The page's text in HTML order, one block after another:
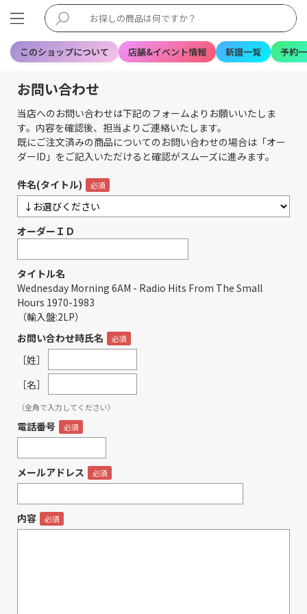
このショップについて 店舗&イベント情報 新譜一覧 予約
お問い合わせ
当店へのお問い合わせは下記のフォームよりお願いいたしま
す。内容を確認後、担当よりご連絡いたします。
既にご注文済みの商品についてのお問い合わせの場合は「オー
ダーID」をご記入いただけると確認がスムーズに進みます。
件名(タイトル)
オーダーＩＤ
タイトル名
Wednesday Morning 6AM - Radio Hits From The Small
Hours 1970-1983
（輸入盤:2LP）
お問い合わせ時氏名
［姓］
［名］
（全角で入力してください）
電話番号
メールアドレス
内容